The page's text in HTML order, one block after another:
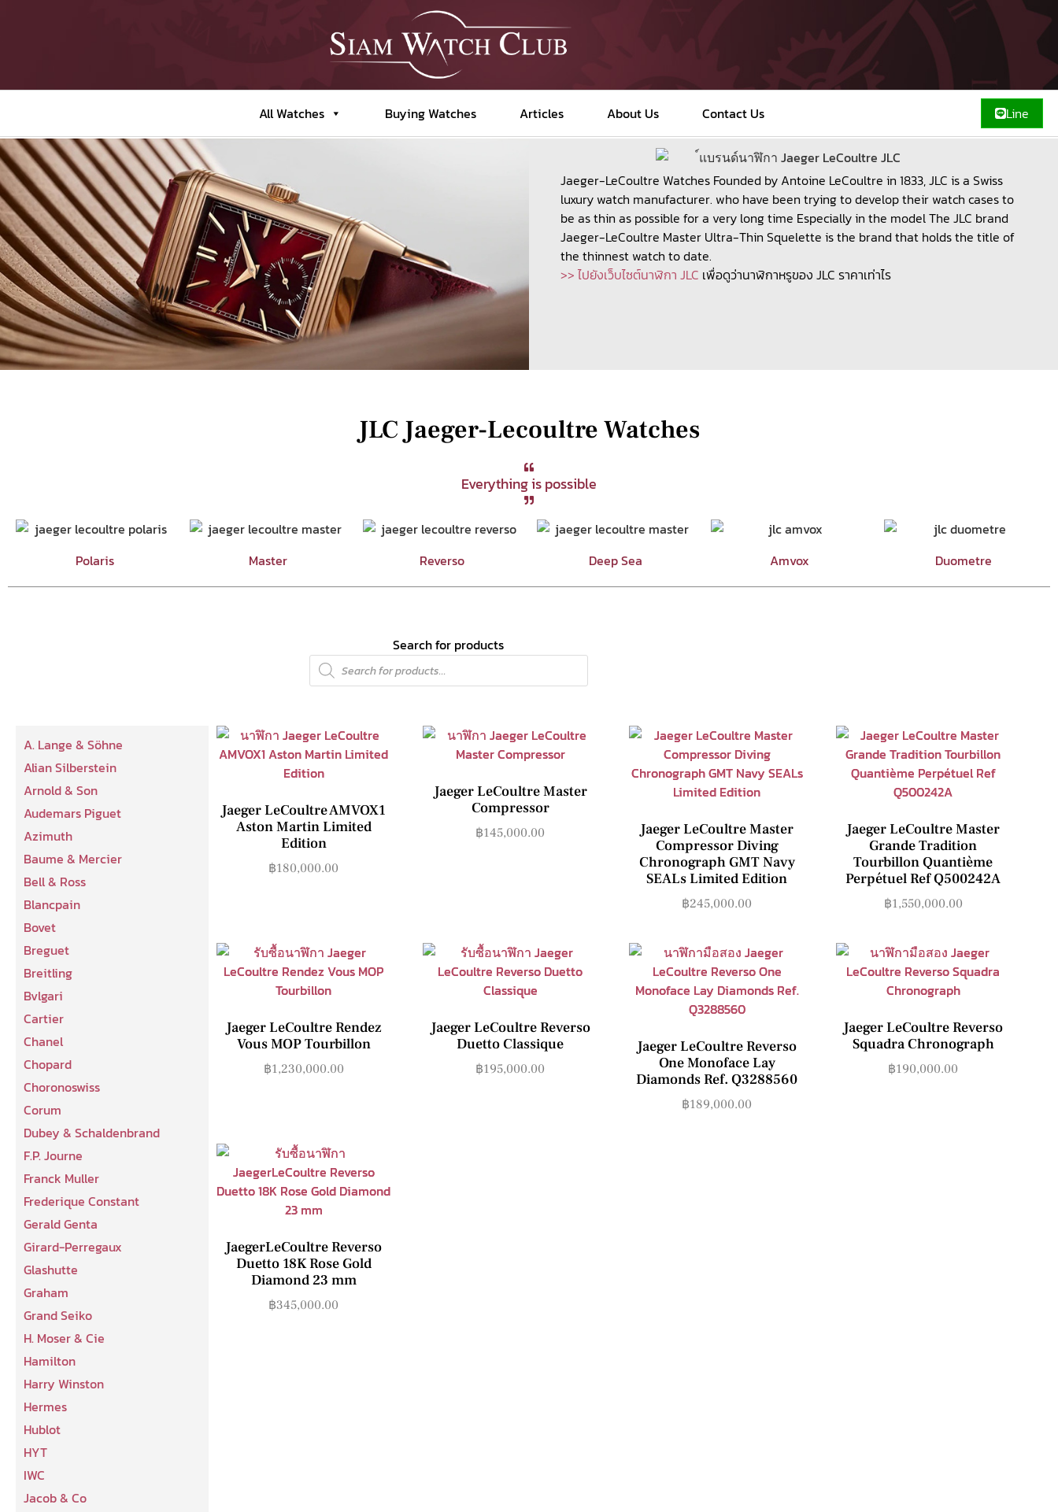
All Watches Buying Watches Articles About Us Contact Us Line
Jaeger-LeCoultre Watches Founded by Antoine LeCoultre in 1833, JLC is a Swiss
luxury watch manufacturer. who have been trying to develop their watch cases to
be as thin as possible for a very long time Especially in the model The JLC brand
Jaeger-LeCoultre Master Ultra-Thin Squelette is the brand that holds the title of
the thinnest watch to date.
>> ไปยังเว็บไซต์นาฬิกา JLC เพื่อดูว่านาฬิกาหรูของ JLC ราคาเท่าไร
JLC Jaeger-Lecoultre Watches
Everything is possible
Polaris Master Reverso Deep Sea Amvox Duometre
Search for products
A. Lange & Söhne
Alian Silberstein
Arnold & Son
Audemars Piguet
Azimuth
Baume & Mercier
Bell & Ross
Blancpain
Bovet
Breguet
Breitling
Bvlgari
Cartier
Chanel
Chopard
Choronoswiss
Corum
Dubey & Schaldenbrand
F.P. Journe
Franck Muller
Frederique Constant
Gerald Genta
Girard-Perregaux
Glashutte
Graham
Grand Seiko
H. Moser & Cie
Hamilton
Harry Winston
Hermes
Hublot
HYT
IWC
Jacob & Co
Jaeger LeCoultre AMVOX1
Aston Martin Limited
Edition
฿180,000.00
Jaeger LeCoultre Master
Compressor
฿145,000.00
Jaeger LeCoultre Master
Compressor Diving
Chronograph GMT Navy
SEALs Limited Edition
฿245,000.00
Jaeger LeCoultre Master
Grande Tradition
Tourbillon Quantième
Perpétuel Ref Q500242A
฿1,550,000.00
Jaeger LeCoultre Rendez
Vous MOP Tourbillon
฿1,230,000.00
Jaeger LeCoultre Reverso
Duetto Classique
฿195,000.00
Jaeger LeCoultre Reverso
One Monoface Lay
Diamonds Ref. Q3288560
฿189,000.00
Jaeger LeCoultre Reverso
Squadra Chronograph
฿190,000.00
JaegerLeCoultre Reverso
Duetto 18K Rose Gold
Diamond 23 mm
฿345,000.00